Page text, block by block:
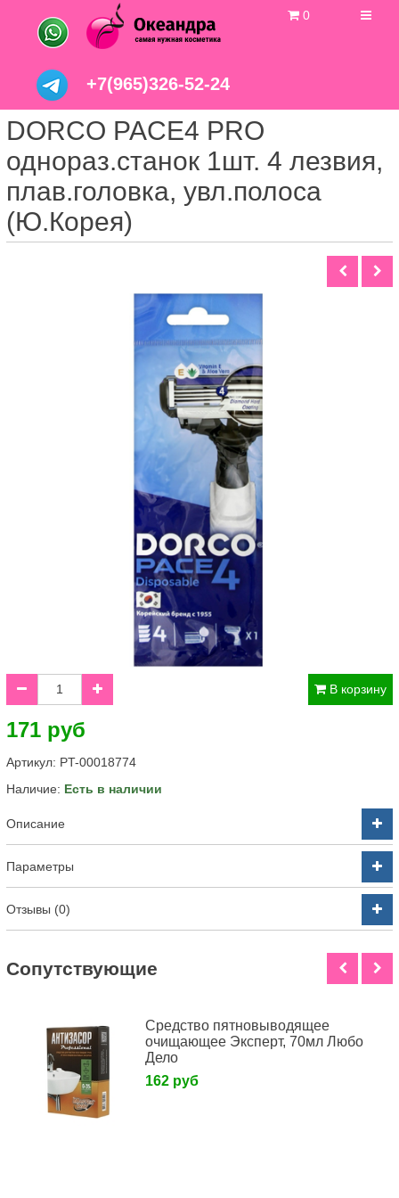
+7(965)326-52-24
0
DORCO PACE4 PRO
однораз.станок 1шт. 4 лезвия,
плав.головка, увл.полоса
(Ю.Корея)
В корзину
171 руб
Артикул: PT-00018774
Наличие: Есть в наличии
Описание
Параметры
Отзывы (0)
Cопутствующие
Средство пятновыводящее
очищающее Эксперт, 70мл Любо
Дело
162 руб